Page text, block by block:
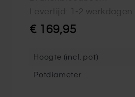
Levertijd: 1-2 werkdagen
€ 169,95
Hoogte (incl. pot)
Potdiameter